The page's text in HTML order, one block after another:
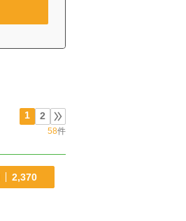
1 2
58件
2,370